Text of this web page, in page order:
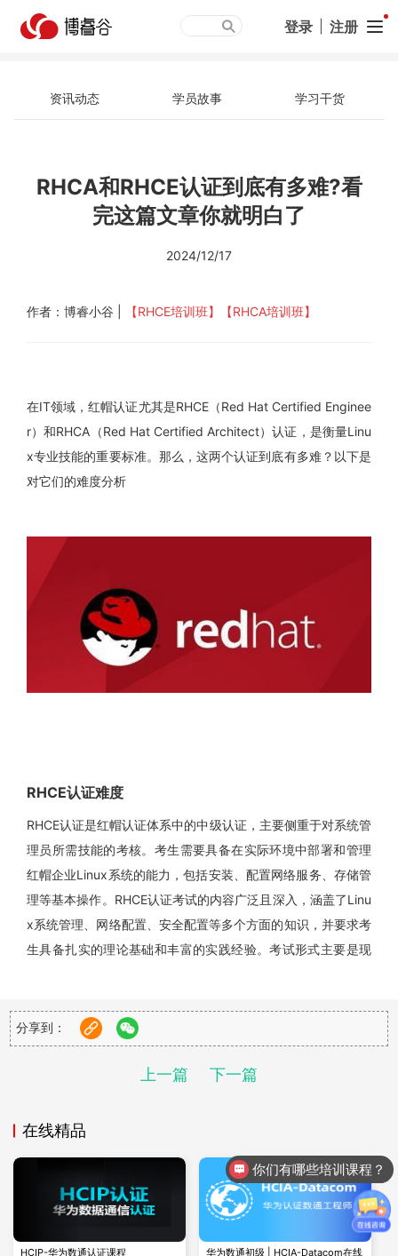
登录 注册
资讯动态 学员故事 学习干货
RHCA和RHCE认证到底有多难?看
完这篇文章你就明白了
2024/12/17
作者：博睿小谷 | 【RHCE培训班】 【RHCA培训班】
在IT领域，红帽认证尤其是RHCE（Red Hat Certified Enginee
r）和RHCA（Red Hat Certified Architect）认证，是衡量Linu
x专业技能的重要标准。那么，这两个认证到底有多难？以下是
对它们的难度分析
RHCE认证难度
RHCE认证是红帽认证体系中的中级认证，主要侧重于对系统管
理员所需技能的考核。考生需要具备在实际环境中部署和管理
红帽企业Linux系统的能力，包括安装、配置网络服务、存储管
理等基本操作。RHCE认证考试的内容广泛且深入，涵盖了Linu
x系统管理、网络配置、安全配置等多个方面的知识，并要求考
生具备扎实的理论基础和丰富的实践经验。考试形式主要是现
业级环境中的真实问题。因此，RHCE认证考试的难度适中，但
要求考生具备较高的技能水平和解决问题的能力。
RHCA认证难度
RHCA认证则是红帽认证体系中的高级认证，是顶级认证。它要
求考生在深入掌握RHCE级别技能的基础上，具备更广泛和深入
的系统架构设计、解决方案规划以及复杂问题解决的能力。RH
CA认证考试涵盖了诸如虚拟化、存储管理、集群架构、性能调
优等更广泛和深入的技术主题，要求考生能够综合运用多种技
分享到：
上一篇 下一篇
在线精品
HCIP-华为数通认证课程
华为数通初级 | HCIA-Datacom在线
你们有哪些培训课程？